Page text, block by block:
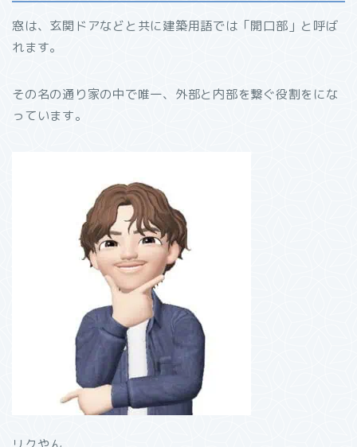
窓は、玄関ドアなどと共に建築用語では「開口部」と呼ば
れます。
その名の通り家の中で唯一、外部と内部を繋ぐ役割をにな
っています。